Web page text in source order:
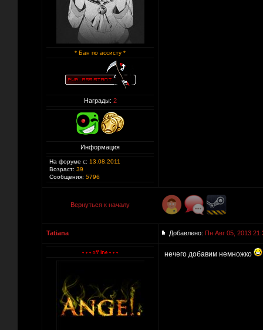
* Бан по ассисту *
Награды: 2
Информация
На форуме с: 13.08.2011
Возраст: 39
Сообщения: 5796
Вернуться к началу
Tatiana Добавлено: Пн Авг 05, 2013
нечего добавим немножко